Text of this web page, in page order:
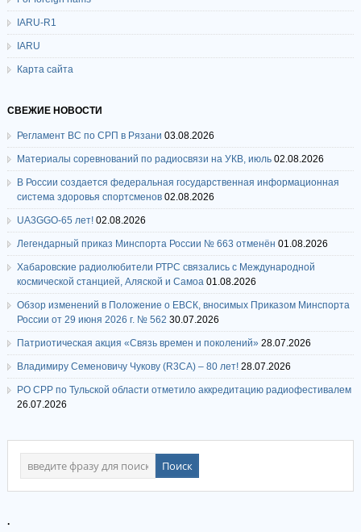
IARU-R1
IARU
Карта сайта
СВЕЖИЕ НОВОСТИ
Регламент ВС по СРП в Рязани 03.08.2026
Материалы соревнований по радиосвязи на УКВ, июль 02.08.2026
В России создается федеральная государственная информационная
система здоровья спортсменов 02.08.2026
UA3GGO-65 лет! 02.08.2026
Легендарный приказ Минспорта России № 663 отменён 01.08.2026
Хабаровские радиолюбители РТРС связались с Международной
космической станцией, Аляской и Самоа 01.08.2026
Обзор изменений в Положение о ЕВСК, вносимых Приказом Минспорта
России от 29 июня 2026 г. № 562 30.07.2026
Патриотическая акция «Связь времен и поколений» 28.07.2026
Владимиру Семеновичу Чукову (R3CA) – 80 лет! 28.07.2026
РО СРР по Тульской области отметило аккредитацию радиофестивалем
26.07.2026
.